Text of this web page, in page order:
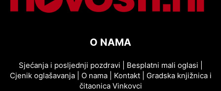
O NAMA
Sjećanja i posljednji pozdravi Besplatni mali oglasi
Cjenik oglašavanja| O nama| Kontakt| Gradska knjižnica i
čitaonica Vinkovci